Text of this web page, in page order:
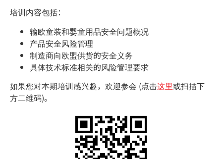
培训内容包括：
输欧童装和婴童用品安全问题概况
产品安全风险管理
制造商向欧盟供货的安全义务
具体技术标准相关的风险管理要求
如果您对本期培训感兴趣，欢迎参会 (点击这里或扫描下
方二维码)。